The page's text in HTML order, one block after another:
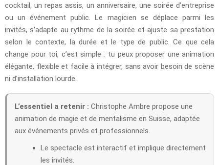
cocktail, un repas assis, un anniversaire, une soirée d’entreprise
ou un événement public. Le magicien se déplace parmi les
invités, s’adapte au rythme de la soirée et ajuste sa prestation
selon le contexte, la durée et le type de public. Ce que cela
change pour toi, c’est simple : tu peux proposer une animation
élégante, flexible et facile à intégrer, sans avoir besoin de scène
ni d’installation lourde.
L’essentiel a retenir : Christophe Ambre propose une
animation de magie et de mentalisme en Suisse, adaptée
aux événements privés et professionnels.
Le spectacle est interactif et implique directement
les invités.